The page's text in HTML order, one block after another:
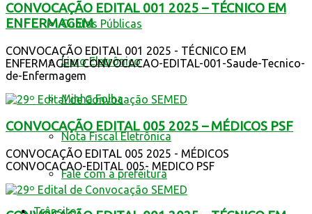
Contas Públicas
Livro Eletrônico
Minha Folha
Nota Fiscal Eletrônica
Fale com a prefeitura
Trânsito
CONVOCAÇÃO EDITAL 001 2025 – TÉCNICO EM
ENFERMAGEM
CONVOCAÇÃO EDITAL 001 2025 - TÉCNICO EM
ENFERMAGEM CONVOCACAO-EDITAL-001-Saude-Tecnico-
de-Enfermagem
CONVOCAÇÃO EDITAL 005 2025 – MÉDICOS PSF
CONVOCAÇÃO EDITAL 005 2025 - MÉDICOS
CONVOCACAO-EDITAL 005- MEDICO PSF